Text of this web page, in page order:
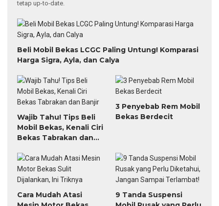
tetap up-to-date.
Beli Mobil Bekas LCGC Paling Untung! Komparasi
Harga Sigra, Ayla, dan Calya
Wajib Tahu! Tips Beli
Mobil Bekas, Kenali Ciri
Bekas Tabrakan dan
3 Penyebab Rem Mobil
Bekas Berdecit
Cara Mudah Atasi
9 Tanda Suspensi